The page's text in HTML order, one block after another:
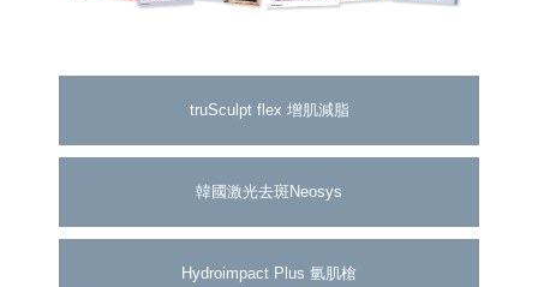
truSculpt flex 增肌減脂
韓國激光去斑Neosys
Hydroimpact Plus 氫肌槍